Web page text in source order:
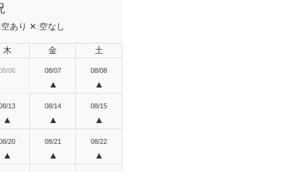
空あり ✕:空なし
木 金 土
06 08/07
▲
08/08
▲
13
▲
08/14
▲
08/15
▲
20
▲
08/21
▲
08/22
▲